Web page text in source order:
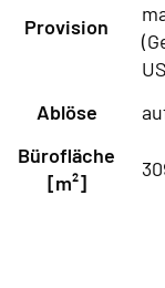
Provision
Ablöse
Bürofläche
[m²]